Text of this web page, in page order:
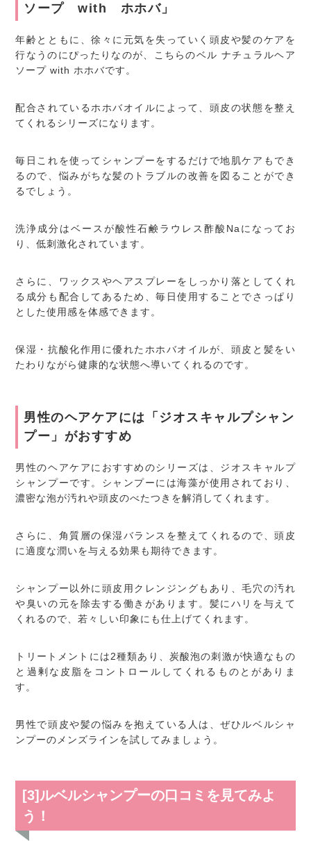
ソープ with ホホバ」
年齢とともに、徐々に元気を失っていく頭皮や髪のケアを
行なうのにぴったりなのが、こちらのベル ナチュラルヘア
ソープ with ホホバです。
配合されているホホバオイルによって、頭皮の状態を整え
てくれるシリーズになります。
毎日これを使ってシャンプーをするだけで地肌ケアもでき
るので、悩みがちな髪のトラブルの改善を図ることができ
るでしょう。
洗浄成分はベースが酸性石鹸ラウレス酢酸Naになってお
り、低刺激化されています。
さらに、ワックスやヘアスプレーをしっかり落としてくれ
る成分も配合してあるため、毎日使用することでさっぱり
とした使用感を体感できます。
保湿・抗酸化作用に優れたホホバオイルが、頭皮と髪をい
たわりながら健康的な状態へ導いてくれるのです。
男性のヘアケアには「ジオスキャルプシャン
プー」がおすすめ
男性のヘアケアにおすすめのシリーズは、ジオスキャルプ
シャンプーです。シャンプーには海藻が使用されており、
濃密な泡が汚れや頭皮のべたつきを解消してくれます。
さらに、角質層の保湿バランスを整えてくれるので、頭皮
に適度な潤いを与える効果も期待できます。
シャンプー以外に頭皮用クレンジングもあり、毛穴の汚れ
や臭いの元を除去する働きがあります。髪にハリを与えて
くれるので、若々しい印象にも仕上げてくれます。
トリートメントには2種類あり、炭酸泡の刺激が快適なもの
と過剰な皮脂をコントロールしてくれるものとがありま
す。
男性で頭皮や髪の悩みを抱えている人は、ぜひルベルシャ
ンプーのメンズラインを試してみましょう。
[3]ルベルシャンプーの口コミを見てみよ
う！